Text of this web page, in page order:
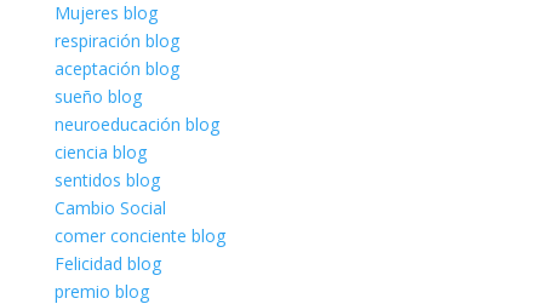
Mujeres blog
respiración blog
aceptación blog
sueño blog
neuroeducación blog
ciencia blog
sentidos blog
Cambio Social
comer conciente blog
Felicidad blog
premio blog